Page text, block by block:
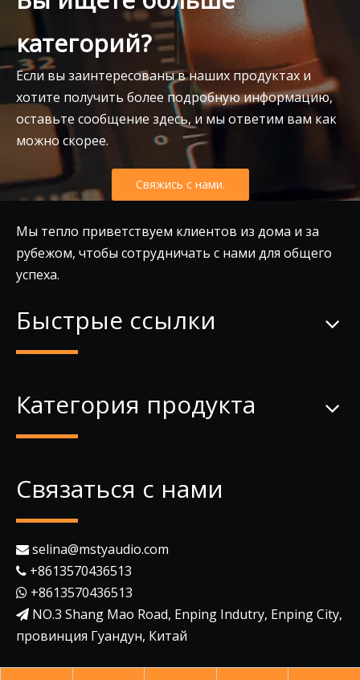
категорий?
Если вы заинтересованы в наших продуктах и
хотите получить более подробную информацию,
оставьте сообщение здесь, и мы ответим вам как
можно скорее.
Свяжись с нами.
Мы тепло приветствуем клиентов из дома и за
рубежом, чтобы сотрудничать с нами для общего
успеха.
Быстрые ссылки
Категория продукта
Связаться с нами
 selina@mstyaudio.com
 +8613570436513
 +8613570436513
 NO.3 Shang Mao Road, Enping Indutry, Enping City,
провинция Гуандун, Китай